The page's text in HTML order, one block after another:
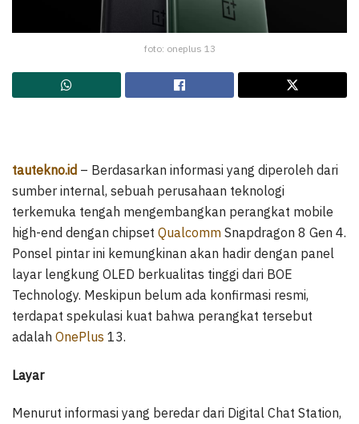
foto: oneplus 13
tautekno.id – Berdasarkan informasi yang diperoleh dari
sumber internal, sebuah perusahaan teknologi
terkemuka tengah mengembangkan perangkat mobile
high-end dengan chipset Qualcomm Snapdragon 8 Gen 4.
Ponsel pintar ini kemungkinan akan hadir dengan panel
layar lengkung OLED berkualitas tinggi dari BOE
Technology. Meskipun belum ada konfirmasi resmi,
terdapat spekulasi kuat bahwa perangkat tersebut
adalah OnePlus 13.
Layar
Menurut informasi yang beredar dari Digital Chat Station,